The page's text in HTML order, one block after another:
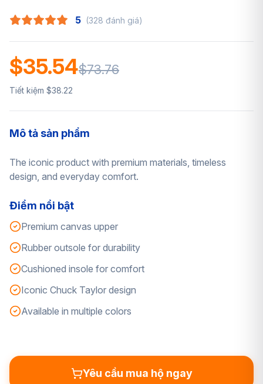
5 (328 đánh giá)
$35.54$73.76
Tiết kiệm $38.22
Mô tả sản phẩm
The iconic product with premium materials, timeless
design, and everyday comfort.
Điểm nổi bật
Premium canvas upper
Rubber outsole for durability
Cushioned insole for comfort
Iconic Chuck Taylor design
Available in multiple colors
Yêu cầu mua hộ ngay